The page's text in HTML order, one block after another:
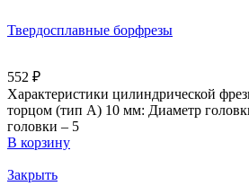
Твердосплавные борфрезы
552 ₽
Характеристики цилиндрической
торцом (тип А) 10 мм: Диаметр
головки – 5
В корзину
Закрыть